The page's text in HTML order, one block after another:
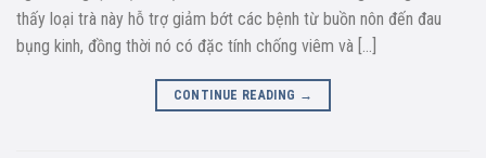
thấy loại trà này hỗ trợ giảm bớt các bệnh từ buồn nôn đến đau
bụng kinh, đồng thời nó có đặc tính chống viêm và […]
CONTINUE READING →